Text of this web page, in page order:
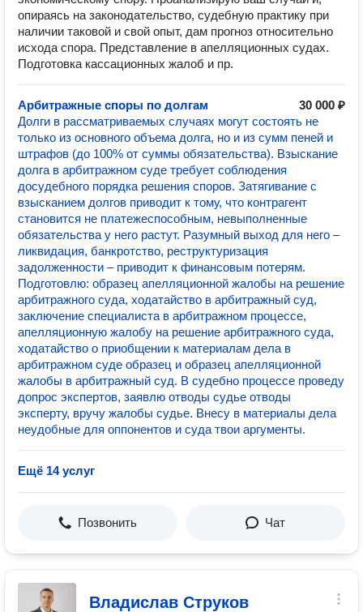
опираясь на законодательство, судебную практику при
наличии таковой и свой опыт, дам прогноз относительно
исхода спора. Представление в апелляционных судах.
Подготовка кассационных жалоб и пр.
Арбитражные споры по долгам
30 000 ₽
Долги в рассматриваемых случаях могут состоять не
только из основного объема долга, но и из сумм пеней и
штрафов (до 100% от суммы обязательства). Взыскание
долга в арбитражном суде требует соблюдения
досудебного порядка решения споров. Затягивание с
взысканием долгов приводит к тому, что контрагент
становится не платежеспособным, невыполненные
обязательства у него растут. Разумный выход для него –
ликвидация, банкротство, реструктуризация
задолженности – приводит к финансовым потерям.
Подготовлю: образец апелляционной жалобы на решение
арбитражного суда, ходатайство в арбитражный суд,
заключение специалиста в арбитражном процессе,
апелляционную жалобу на решение арбитражного суда,
ходатайство о приобщении к материалам дела в
арбитражном суде образец и образец апелляционной
жалобы в арбитражный суд. В судебно процессе проведу
допрос экспертов, заявлю отводы судье отводы
эксперту, вручу жалобы судье. Внесу в материалы дела
неудобные для оппонентов и суда твои аргументы.
Ещё 14 услуг
Позвонить Чат
Владислав Струков